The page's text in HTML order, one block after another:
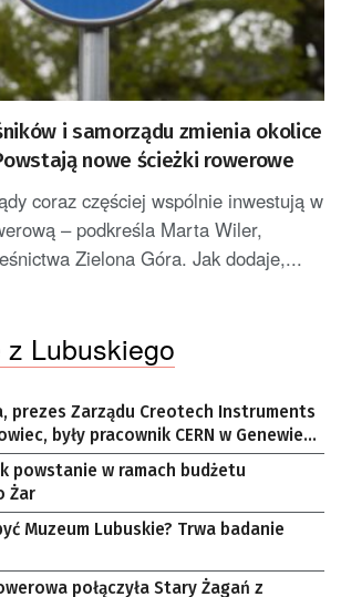
i samorządu zmienia okolice
nowe ścieżki rowerowe
coraz częściej wspólnie inwestują w
– podkreśla Marta Wiler,
Zielona Góra. Jak dodaje,...
Lubuskiego
prezes Zarządu Creotech Instruments
nauczyciel akademicki, doktor
fizycznych, koordynator Rady
Przemysłu Lotniczo-
członek Komitetu Badań
PAN.
powstanie w ramach budżetu
Żar
Muzeum Lubuskie? Trwa badanie
połączyła Stary Żagań z